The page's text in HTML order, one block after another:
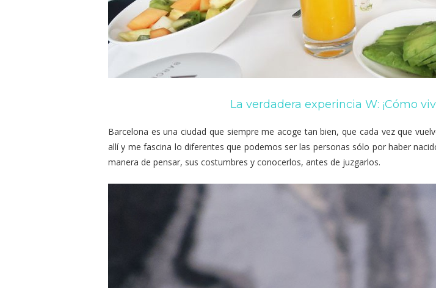
La verdadera experincia W: ¡Cómo
Barcelona es una ciudad que siempre me acoge tan bien, que cada vez que
allí y me fascina lo diferentes que podemos ser las personas sólo por haber
manera de pensar, sus costumbres y conocerlos, antes de juzgarlos.